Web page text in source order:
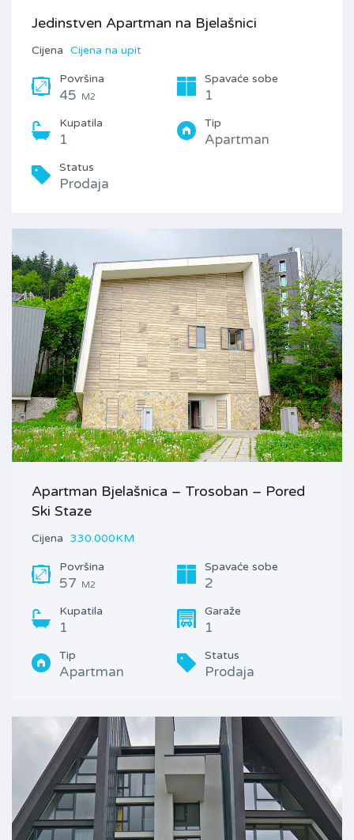
Jedinstven Apartman na Bjelašnici
Cijena Cijena na upit
Površina
45 M2
Spavaće sobe
1
Kupatila
1
Tip
Apartman
Status
Prodaja
Apartman Bjelašnica – Trosoban – Pored
Ski Staze
Cijena 330.000KM
Površina
57 M2
Spavaće sobe
2
Kupatila
1
Garaže
1
Tip
Apartman
Status
Prodaja